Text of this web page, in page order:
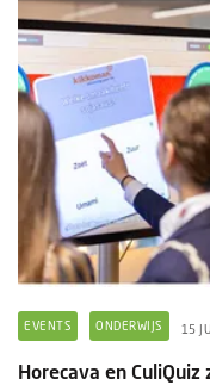
EVENTS ONDERWIJS 15
Horecava en